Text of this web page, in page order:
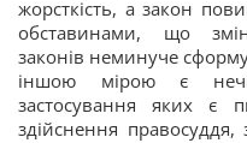
жорсткість, а закон
обставинами, що
законів неминуче
іншою мірою є
застосування яких є
здійснення правосуддя,